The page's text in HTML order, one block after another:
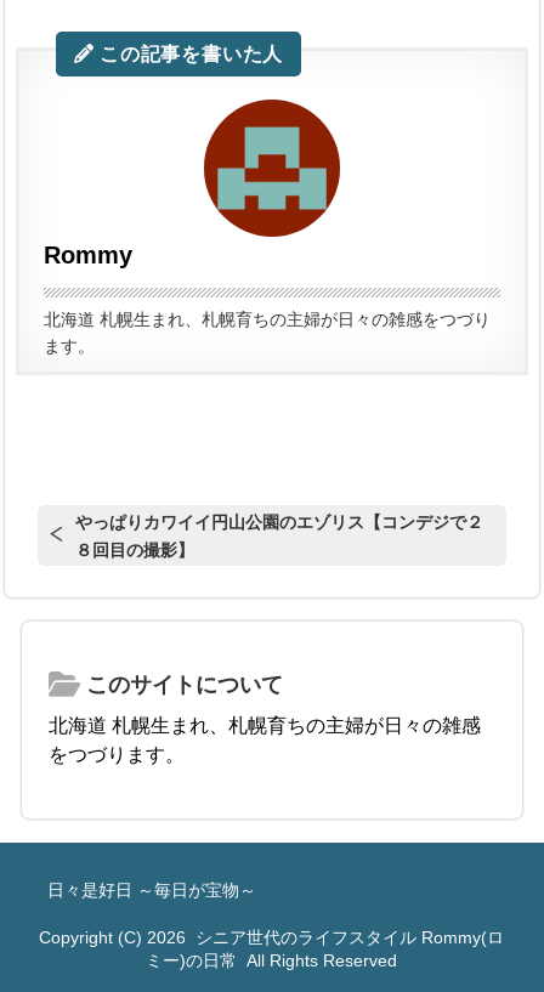
この記事を書いた人
Rommy
北海道 札幌生まれ、札幌育ちの主婦が日々の雑感をつづり
ます。
やっぱりカワイイ円山公園のエゾリス【コンデジで２
８回目の撮影】
このサイトについて
北海道 札幌生まれ、札幌育ちの主婦が日々の雑感
をつづります。
日々是好日 ～毎日が宝物～
Copyright (C) 2026 シニア世代のライフスタイル Rommy(ロ
ミー)の日常
All Rights Reserved